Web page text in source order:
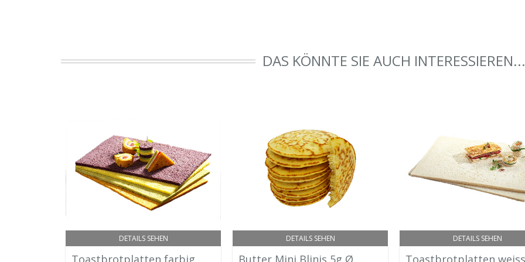
DAS KÖNNTE SIE AUCH INTERESSIEREN...
DETAILS SEHEN
Toastbrotplatten farbig
DETAILS SEHEN
Butter Mini Blinis 5g Ø
DETAILS SEHEN
Toastbrotplatten weiss